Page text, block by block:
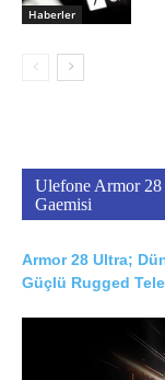
Haberler
Ulefone Armor 28
Gaemisi
Armor 28 Ultra;
Güçlü Rugged